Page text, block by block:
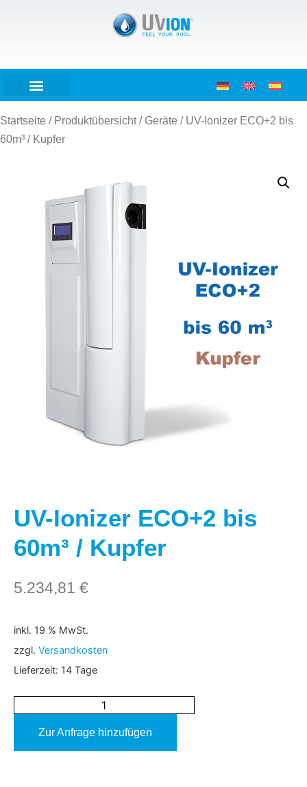
Startseite / Produktübersicht/ Geräte / UV-Ionizer ECO+2 bis
60m³ / Kupfer
UV-Ionizer ECO+2 bis
60m³ / Kupfer
5.234,81 €
inkl. 19 % MwSt.
zzgl. Versandkosten
Lieferzeit: 14 Tage
Zur Anfrage hinzufügen